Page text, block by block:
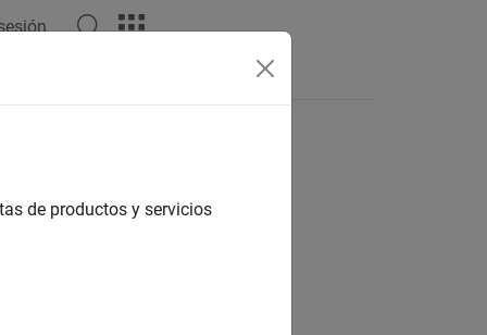
de productos y servicios